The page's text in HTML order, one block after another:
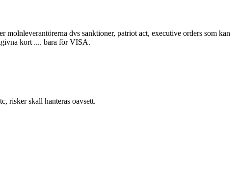
molnleverantörerna dvs sanktioner, patriot act, executive orders som kan
kort .... bara för VISA.
risker skall hanteras oavsett.